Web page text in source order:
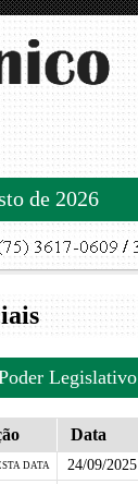
de 2026
Legislativo
Data
DATA 24/09/2025